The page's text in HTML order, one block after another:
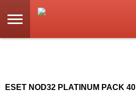
ESET NOD32 PLATINUM PACK 40